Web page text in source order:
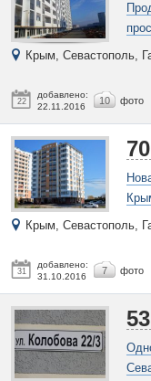
22
добавлено:
22.11.2016
10 фото
Крым, Севастополь,
31
добавлено:
31.10.2016
7 фото
Крым, Севастополь,